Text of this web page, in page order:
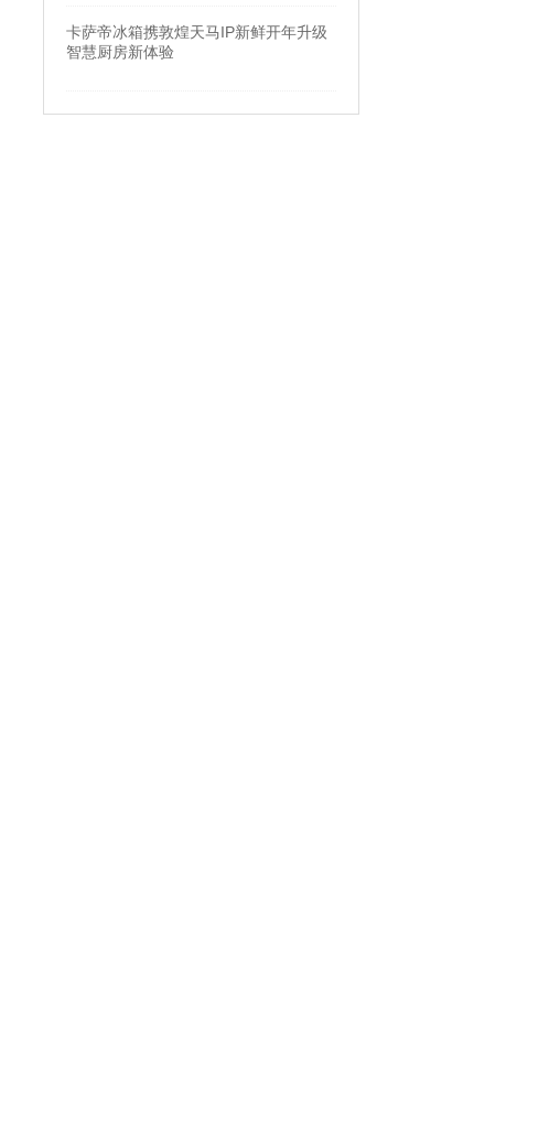
卡萨帝冰箱携敦煌天马IP新鲜开年升级
智慧厨房新体验